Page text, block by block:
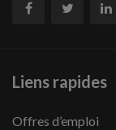
Liens rapides
Offres d’emploi